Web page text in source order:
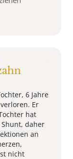
6 Jahre
Er
hat
daher
an
nicht